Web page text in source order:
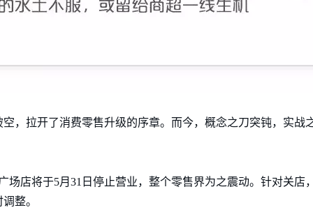
，拉开了消费零售升级的序章。而今，概念之刀突钝，实战
场店将于5月31日停止营业，整个零售界为之震动。针对关店
整。